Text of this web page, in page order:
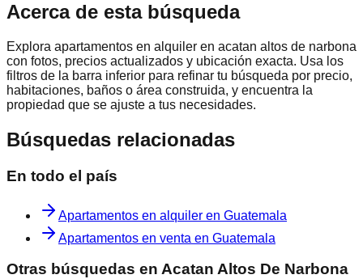
Acerca de esta búsqueda
Explora apartamentos en alquiler en acatan altos de narbona
con fotos, precios actualizados y ubicación exacta. Usa los
filtros de la barra inferior para refinar tu búsqueda por precio,
habitaciones, baños o área construida, y encuentra la
propiedad que se ajuste a tus necesidades.
Búsquedas relacionadas
En todo el país
Apartamentos en alquiler en Guatemala
Apartamentos en venta en Guatemala
Otras búsquedas en Acatan Altos De Narbona